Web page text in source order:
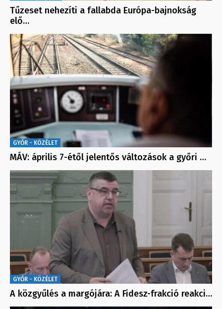
Tűzeset nehezíti a fallabda Európa-bajnokság
elő…
GYŐR - KÖZÉLET
MÁV: április 7-étől jelentős változások a győri …
GYŐR - KÖZÉLET
A közgyűlés a margójára: A Fidesz-frakció reakci…